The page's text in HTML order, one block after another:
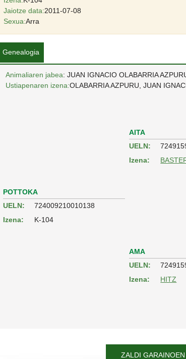
Jaiotze data:2011-07-08
Sexua:Arra
Genealogia
Animaliaren jabea: JUAN IGNACIO OLABARRIA
Ustiapenaren izena:OLABARRIA AZPURU, JUAN
POTTOKA
UELN:
724009210010138
Izena:
K-104
AITA
UELN:
Izena:
AMA
UELN:
Izena:
HITZ
ZALDI